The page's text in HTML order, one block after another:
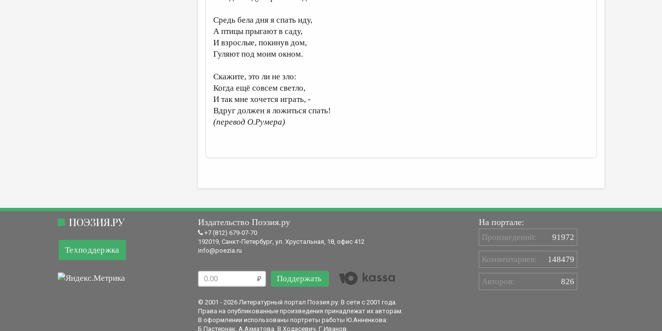
Средь бела дня я спать иду,
А птицы прыгают в саду,
И взрослые, покинув дом,
Гуляют под моим окном.
Скажите, это ли не зло:
Когда ещё совсем светло,
И так мне хочется играть, -
Вдруг должен я ложиться спать!
(перевод О.Румера)
ПОЭЗИЯ.РУ
Техподдержка
Издательство Поэзия.ру
+7 (812) 679-07-70
192019, Санкт-Петербург, ул. Хрустальная, 18, офис 412
info@poezia.ru
Поддержать
© 2001 - 2026 Литературный портал Поэзия.ру. В сети с 2001 года.
Права на опубликованные произведения принадлежат их авторам.
В оформлении использованы портреты работы Ю.Анненкова:
Б.Пастернак, А.Ахматова, В.Ходасевич, Г.Иванов.
На портале:
Произведений: 91972
Комментариев: 148479
Авторов: 826